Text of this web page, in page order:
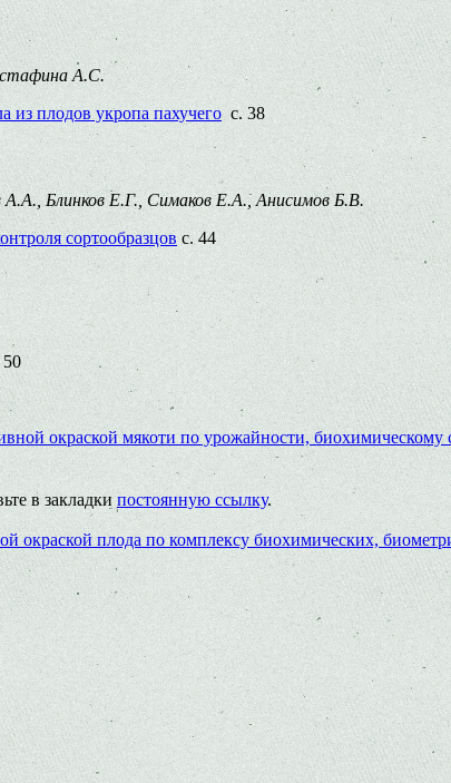
А.С.
из плодов укропа пахучего с. 38
Блинков Е.Г., Симаков Е.А., Анисимов Б.В.
сортообразцов с. 44
окраской мякоти по урожайности,
в закладки постоянную ссылку.
окраской плода по комплексу биохимических,